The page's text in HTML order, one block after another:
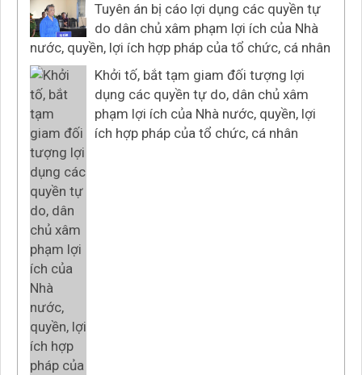
Tuyên án bị cáo lợi dụng các quyền tự
do dân chủ xâm phạm lợi ích của Nhà
nước, quyền, lợi ích hợp pháp của tổ chức, cá nhân
Khởi tố, bắt tạm giam đối tượng lợi
dụng các quyền tự do, dân chủ xâm
phạm lợi ích của Nhà nước, quyền, lợi
ích hợp pháp của tổ chức, cá nhân